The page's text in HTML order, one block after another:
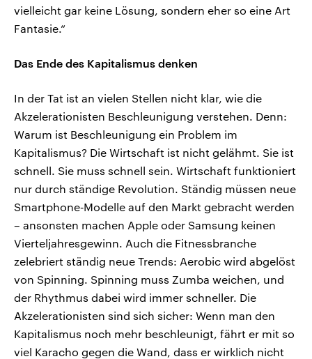
vielleicht gar keine Lösung, sondern eher so eine Art
Fantasie.“
Das Ende des Kapitalismus denken
In der Tat ist an vielen Stellen nicht klar, wie die
Akzelerationisten Beschleunigung verstehen. Denn:
Warum ist Beschleunigung ein Problem im
Kapitalismus? Die Wirtschaft ist nicht gelähmt. Sie ist
schnell. Sie muss schnell sein. Wirtschaft funktioniert
nur durch ständige Revolution. Ständig müssen neue
Smartphone‑Modelle auf den Markt gebracht werden
– ansonsten machen Apple oder Samsung keinen
Vierteljahresgewinn. Auch die Fitnessbranche
zelebriert ständig neue Trends: Aerobic wird abgelöst
von Spinning. Spinning muss Zumba weichen, und
der Rhythmus dabei wird immer schneller. Die
Akzelerationisten sind sich sicher: Wenn man den
Kapitalismus noch mehr beschleunigt, fährt er mit so
viel Karacho gegen die Wand, dass er wirklich nicht